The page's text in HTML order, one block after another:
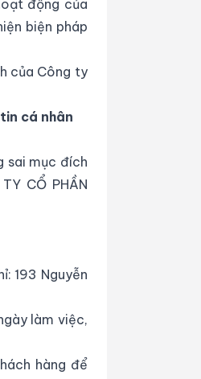
động của
biện pháp
của Công ty
cá nhân
sai mục đích
CỔ PHẦN
193 Nguyễn
làm việc,
hàng để